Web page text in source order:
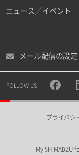
職種
ニュース／イベント
メール配信の設定
FOLLOW US
プライバシ
My SHIMADZU